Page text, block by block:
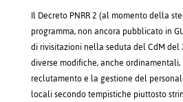
Il Decreto PNRR 2 (al momento della
programma, non ancora pubblicato in
di rivisitazioni nella seduta del CdM del
diverse modifiche, anche
reclutamento e la gestione del
locali secondo tempistiche piuttosto